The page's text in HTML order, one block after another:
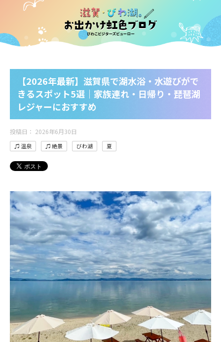
【2026年最新】滋賀県で湖水浴・水遊びがで
きるスポット5選｜家族連れ・日帰り・琵琶湖
レジャーにおすすめ
投稿日： 2026年6月30日
♫ 温泉 ♫ 絶景 びわ湖 夏